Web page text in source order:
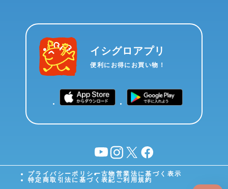
イシグロアプリ
便利にお得にお買い物！
YouTubeinstagram
X facebook
プライバシーポリシー古物営業法に基づく表示
特定商取引法に基づく表記 ご利用規約